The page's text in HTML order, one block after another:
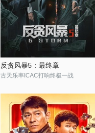
反贪风暴5：最终章
古天乐率ICAC打响终极一战